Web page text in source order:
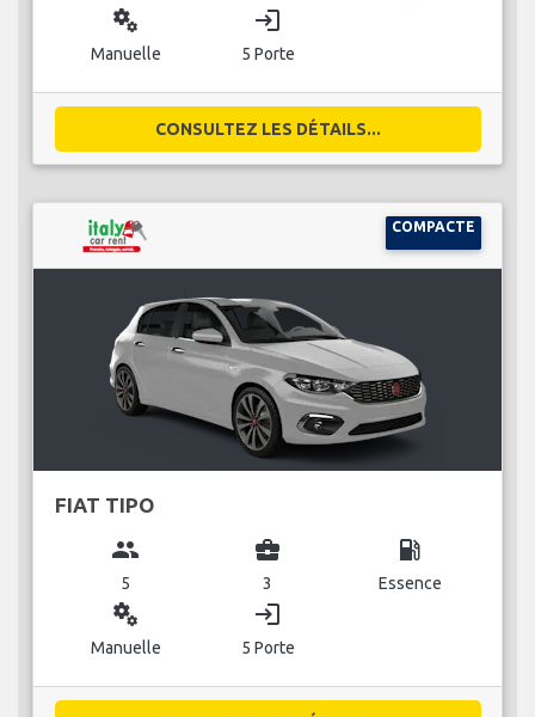
miscellaneous_services
Manuelle
login
5 Porte
CONSULTEZ LES DÉTAILS...
COMPACTE
FIAT TIPO
group
5
business_center
3
local_gas_station
Essence
miscellaneous_services
Manuelle
login
5 Porte